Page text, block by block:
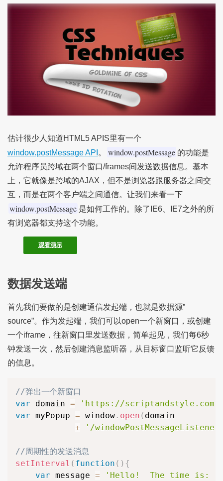
估计很少人知道HTML5 APIS里有一个
window.postMessage API 。 window.postMessage 的功能是
允许程序员跨域在两个窗口/frames间发送数据信息。基本
上，它就像是跨域的AJAX，但不是浏览器跟服务器之间交
互，而是在两个客户端之间通信。让我们来看一下
window.postMessage 是如何工作的。除了IE6、IE7之外的所
有浏览器都支持这个功能。
观看演示
数据发送端
首先我们要做的是创建通信发起端，也就是数据源”
source”。作为发起端，我们可以open一个新窗口，或创建
一个iframe，往新窗口里发送数据，简单起见，我们每6秒
钟发送一次，然后创建消息监听器，从目标窗口监听它反馈
的信息。
//弹出一个新窗口
var domain = 'https://scriptandstyle.com'
var myPopup = window. open ( domain
+
'/
//周期性的发送消息
setInterval ( function ( ) {
var message =
'Hello!  The time is: '